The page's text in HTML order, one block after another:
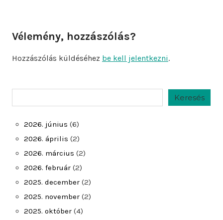
Vélemény, hozzászólás?
Hozzászólás küldéséhez be kell jelentkezni.
Keresés
2026. június (6)
2026. április (2)
2026. március (2)
2026. február (2)
2025. december (2)
2025. november (2)
2025. október (4)